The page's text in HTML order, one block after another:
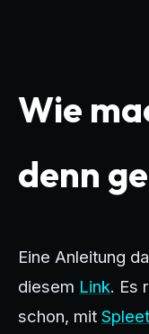
Wie
denn
Eine Anleitung
diesem Link. Es
schon, mit